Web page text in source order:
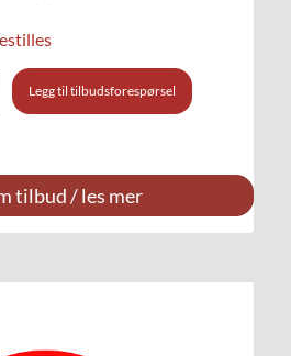
Legg til tilbudsforespørsel
tilbud / les mer